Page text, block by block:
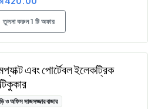
তুলনা করুন 1 টি অফার
এবং পোর্টেবল ইলেকট্রিক
ও অফিস সাজসজ্জার বাজার